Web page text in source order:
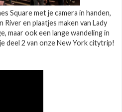
Square met je camera in handen,
en plaatjes maken van Lady
maar ook een lange wandeling in
deel 2 van onze New York citytrip!